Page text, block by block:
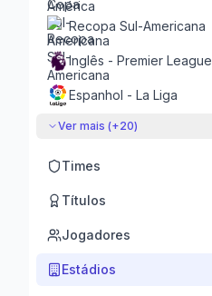
Recopa Sul-Americana
Inglês - Premier League
Espanhol - La Liga
Ver mais (+20)
Times
Títulos
Jogadores
Estádios